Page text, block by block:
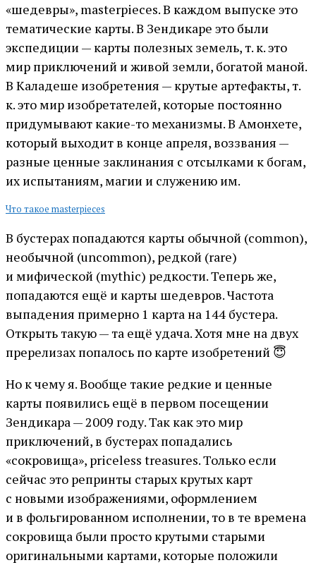
«шедевры», masterpieces. В каждом выпуске это
тематические карты. В Зендикаре это были
экспедиции — карты полезных земель, т. к. это
мир приключений и живой земли, богатой маной.
В Каладеше изобретения — крутые артефакты, т.
к. это мир изобретателей, которые постоянно
придумывают какие-то механизмы. В Амонхете,
который выходит в конце апреля, воззвания —
разные ценные заклинания с отсылками к богам,
их испытаниям, магии и служению им.
Что такое masterpieces
В бустерах попадаются карты обычной (common),
необычной (uncommon), редкой (rare)
и мифической (mythic) редкости. Теперь же,
попадаются ещё и карты шедевров. Частота
выпадения примерно 1 карта на 144 бустера.
Открыть такую — та ещё удача. Хотя мне на двух
пререлизах попалось по карте изобретений 😇
Но к чему я. Вообще такие редкие и ценные
карты появились ещё в первом посещении
Зендикара — 2009 году. Так как это мир
приключений, в бустерах попадались
«сокровища», priceless treasures. Только если
сейчас это репринты старых крутых карт
с новыми изображениями, оформлением
и в фольгированном исполнении, то в те времена
сокровища были просто крутыми старыми
оригинальными картами, которые положили